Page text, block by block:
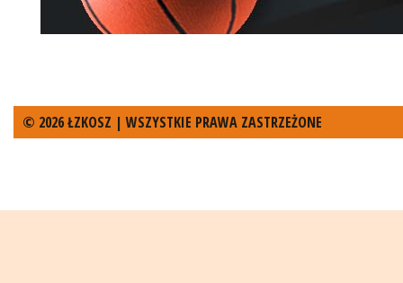
© 2026 ŁZKOSZ | WSZYSTKIE PRAWA ZASTRZEŻONE